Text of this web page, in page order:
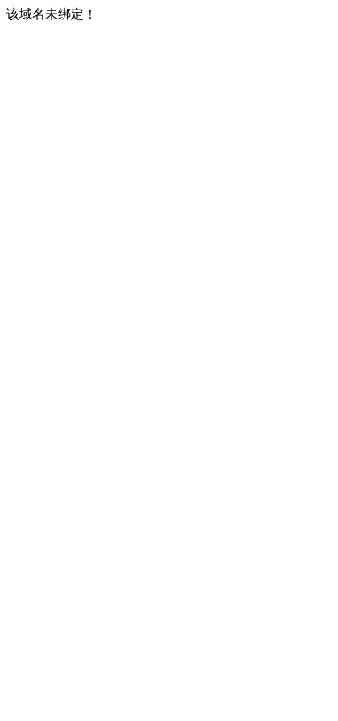
该域名未绑定！